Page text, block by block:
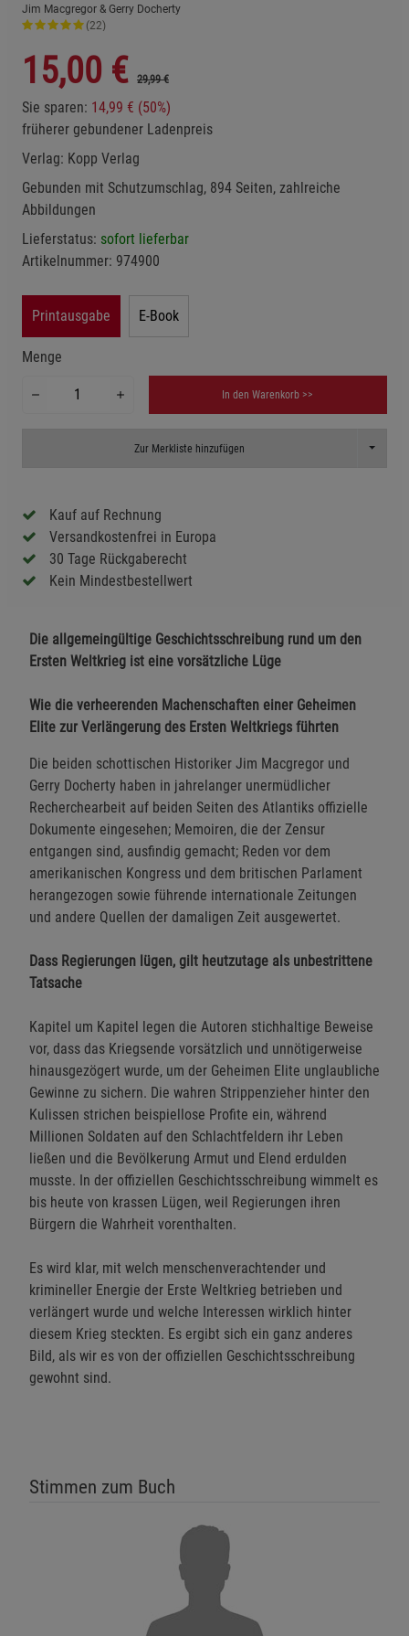
Jim Macgregor & Gerry Docherty
(22)
15,00 € 29,99 €
Sie sparen: 14,99 € (50%)
früherer gebundener Ladenpreis
Verlag: Kopp Verlag
Gebunden mit Schutzumschlag, 894 Seiten, zahlreiche
Abbildungen
Lieferstatus: sofort lieferbar
Artikelnummer: 974900
Printausgabe E-Book
Menge
In den Warenkorb >>
Zur Merkliste hinzufügen Toggle
Kauf auf Rechnung
Versandkostenfrei in Europa
30 Tage Rückgaberecht
Kein Mindestbestellwert
Die allgemeingültige Geschichtsschreibung rund um den
Ersten Weltkrieg ist eine vorsätzliche Lüge
Wie die verheerenden Machenschaften einer Geheimen
Elite zur Verlängerung des Ersten Weltkriegs führten
Die beiden schottischen Historiker Jim Macgregor und
Gerry Docherty haben in jahrelanger unermüdlicher
Recherchearbeit auf beiden Seiten des Atlantiks offizielle
Dokumente eingesehen; Memoiren, die der Zensur
entgangen sind, ausfindig gemacht; Reden vor dem
amerikanischen Kongress und dem britischen Parlament
herangezogen sowie führende internationale Zeitungen
und andere Quellen der damaligen Zeit ausgewertet.
Dass Regierungen lügen, gilt heutzutage als unbestrittene
Tatsache
Kapitel um Kapitel legen die Autoren stichhaltige Beweise
vor, dass das Kriegsende vorsätzlich und unnötigerweise
hinausgezögert wurde, um der Geheimen Elite unglaubliche
Gewinne zu sichern. Die wahren Strippenzieher hinter den
Kulissen strichen beispiellose Profite ein, während
Millionen Soldaten auf den Schlachtfeldern ihr Leben
ließen und die Bevölkerung Armut und Elend erdulden
musste. In der offiziellen Geschichtsschreibung wimmelt es
bis heute von krassen Lügen, weil Regierungen ihren
Bürgern die Wahrheit vorenthalten.
Es wird klar, mit welch menschenverachtender und
krimineller Energie der Erste Weltkrieg betrieben und
verlängert wurde und welche Interessen wirklich hinter
diesem Krieg steckten. Es ergibt sich ein ganz anderes
Bild, als wir es von der offiziellen Geschichtsschreibung
gewohnt sind.
Stimmen zum Buch